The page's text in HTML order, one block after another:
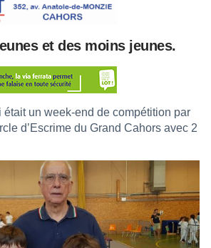
et des moins jeunes.
un week-end de compétition par
d’Escrime du Grand Cahors avec 2